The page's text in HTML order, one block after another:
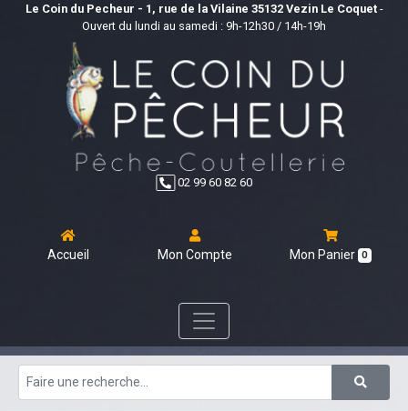
Le Coin du Pecheur - 1, rue de la Vilaine 35132 Vezin Le Coquet-
Ouvert du lundi au samedi : 9h-12h30 / 14h-19h
02 99 60 82 60
Accueil Mon Compte Mon Panier 0